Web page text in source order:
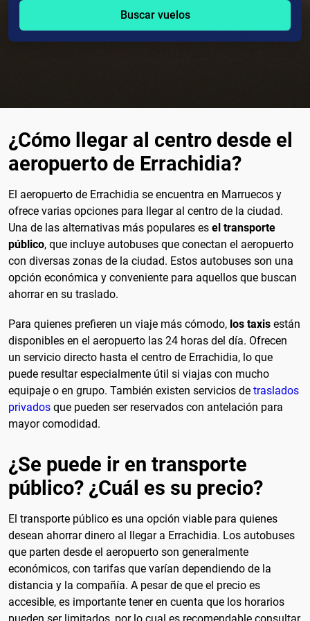
Buscar vuelos
¿Cómo llegar al centro desde el
aeropuerto de Errachidia?
El aeropuerto de Errachidia se encuentra en Marruecos y
ofrece varias opciones para llegar al centro de la ciudad.
Una de las alternativas más populares es el transporte
público, que incluye autobuses que conectan el aeropuerto
con diversas zonas de la ciudad. Estos autobuses son una
opción económica y conveniente para aquellos que buscan
ahorrar en su traslado.
Para quienes prefieren un viaje más cómodo, los taxis están
disponibles en el aeropuerto las 24 horas del día. Ofrecen
un servicio directo hasta el centro de Errachidia, lo que
puede resultar especialmente útil si viajas con mucho
equipaje o en grupo. También existen servicios de traslados
privados que pueden ser reservados con antelación para
mayor comodidad.
¿Se puede ir en transporte
público? ¿Cuál es su precio?
El transporte público es una opción viable para quienes
desean ahorrar dinero al llegar a Errachidia. Los autobuses
que parten desde el aeropuerto son generalmente
económicos, con tarifas que varían dependiendo de la
distancia y la compañía. A pesar de que el precio es
accesible, es importante tener en cuenta que los horarios